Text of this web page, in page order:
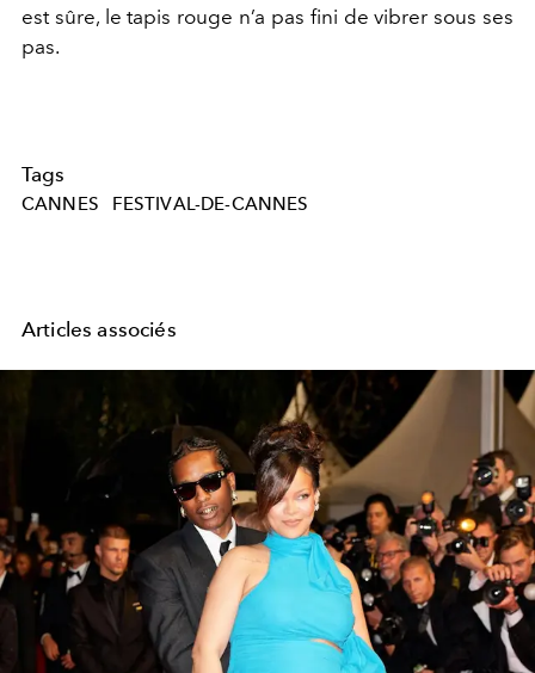
est sûre, le tapis rouge n’a pas fini de vibrer sous ses
pas.
Tags
CANNES FESTIVAL-DE-CANNES
Articles associés